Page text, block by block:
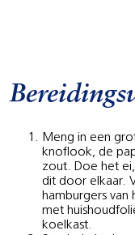
Meng in een
knoflook, de
zout. Doe het
dit door elkaar.
hamburgers
met
koelkast.